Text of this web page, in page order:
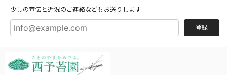
少しの宣伝と近況のご連絡などもお送りします
登録